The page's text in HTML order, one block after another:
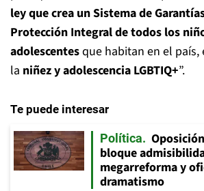
ley que crea un Sistema de
Protección Integral de todos los
adolescentesque habitan en el
la niñez y adolescencia LGBTIQ+”.
Te puede interesar
Política
bloque
megarreforma y
dramatismo